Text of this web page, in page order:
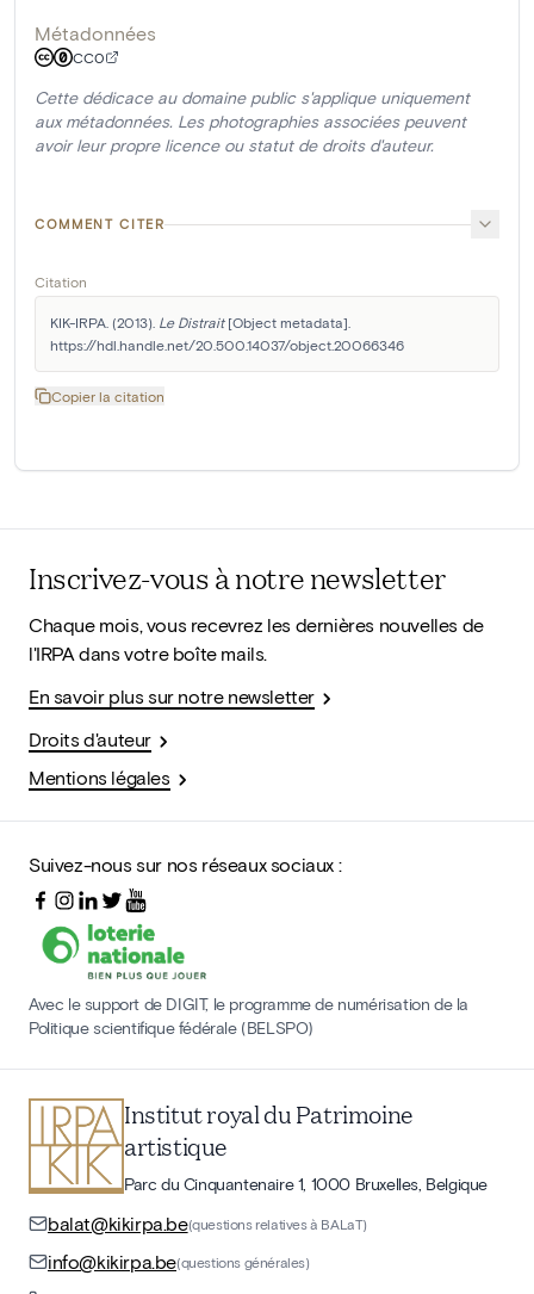
Métadonnées
CC0
Cette dédicace au domaine public s'applique uniquement
aux métadonnées. Les photographies associées peuvent
avoir leur propre licence ou statut de droits d'auteur.
COMMENT CITER
Citation
KIK-IRPA. (2013). Le Distrait [Object metadata].
https://hdl.handle.net/20.500.14037/object.20066346
Copier la citation
Inscrivez-vous à notre newsletter
Chaque mois, vous recevrez les dernières nouvelles de
l'IRPA dans votre boîte mails.
En savoir plus sur notre newsletter
Droits d'auteur
Mentions légales
Suivez-nous sur nos réseaux sociaux :
Avec le support de DIGIT, le programme de numérisation de la
Politique scientifique fédérale (BELSPO)
Institut royal du Patrimoine
artistique
Parc du Cinquantenaire 1, 1000 Bruxelles, Belgique
balat@kikirpa.be(questions relatives à BALaT)
info@kikirpa.be(questions générales)